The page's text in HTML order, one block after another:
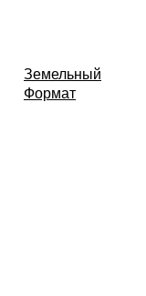
Земельный
Формат